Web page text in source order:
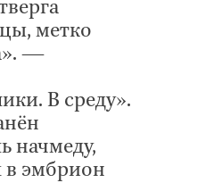
метко
—
В среду».
начмеду,
в эмбрион